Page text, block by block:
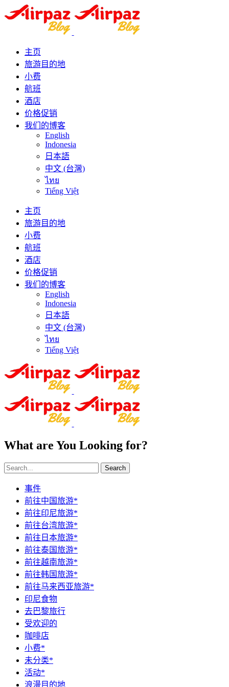
主页
旅游目的地
小费
航班
酒店
价格促销
我们的博客
English
Indonesia
日本語
中文 (台灣)
ไทย
Tiếng Việt
主页
旅游目的地
小费
航班
酒店
价格促销
我们的博客
English
Indonesia
日本語
中文 (台灣)
ไทย
Tiếng Việt
What are You Looking for?
Search
事件
前往中国旅游*
前往印尼旅游*
前往台湾旅游*
前往日本旅游*
前往泰国旅游*
前往越南旅游*
前往韩国旅游*
前往马来西亚旅游*
印尼食物
去巴黎旅行
受欢迎的
咖啡店
小费*
未分类*
活动*
浪漫目的地